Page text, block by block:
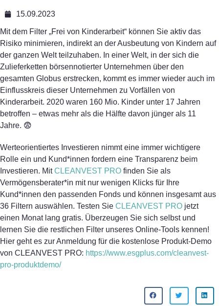
15.09.2023
Mit dem Filter „Frei von Kinderarbeit“ können Sie aktiv das
Risiko minimieren, indirekt an der Ausbeutung von Kindern auf
der ganzen Welt teilzuhaben. In einer Welt, in der sich die
Zulieferketten börsennotierter Unternehmen über den
gesamten Globus erstrecken, kommt es immer wieder auch im
Einflusskreis dieser Unternehmen zu Vorfällen von
Kinderarbeit. 2020 waren 160 Mio. Kinder unter 17 Jahren
betroffen – etwas mehr als die Hälfte davon jünger als 11
Jahre. 😨
Werteorientiertes Investieren nimmt eine immer wichtigere
Rolle ein und Kund*innen fordern eine Transparenz beim
Investieren. MitCLEANVEST PRO finden Sie als
Vermögensberater*in mit nur wenigen Klicks für Ihre
Kund*innen den passenden Fonds und können insgesamt aus
36 Filtern auswählen. Testen Sie CLEANVEST PRO jetzt
einen Monat lang gratis. Überzeugen Sie sich selbst und
lernen Sie die restlichen Filter unseres Online-Tools kennen!
Hier geht es zur Anmeldung für die kostenlose Produkt-Demo
von CLEANVEST PRO: https://www.esgplus.com/cleanvest-
pro-produktdemo/